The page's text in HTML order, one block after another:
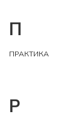
П
ПРАКТИКА
Р